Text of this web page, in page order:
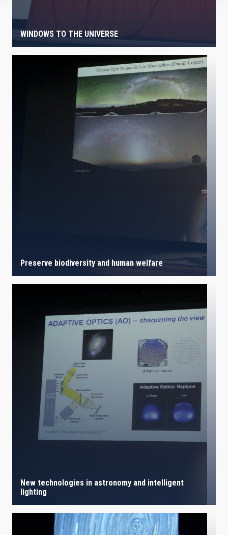
WINDOWS TO THE UNIVERSE
Preserve biodiversity and human welfare
New technologies in astronomy and intelligent
lighting